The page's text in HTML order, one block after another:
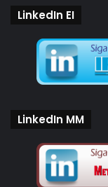
LinkedIn EI
LinkedIn MM